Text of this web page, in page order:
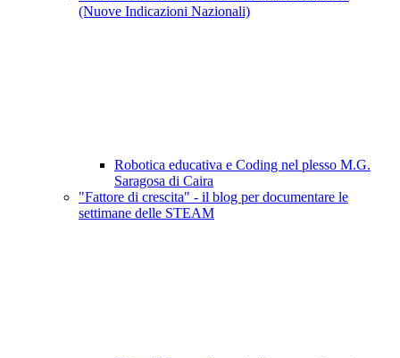
(Nuove Indicazioni Nazionali)
Robotica educativa e Coding nel plesso M.G.
Saragosa di Caira
"Fattore di crescita" - il blog per documentare le
settimane delle STEAM